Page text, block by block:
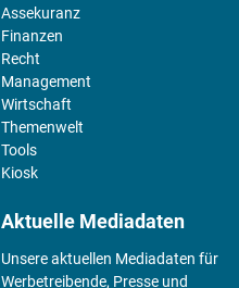
Assekuranz
Finanzen
Recht
Management
Wirtschaft
Themenwelt
Tools
Kiosk
Aktuelle Mediadaten
Unsere aktuellen Mediadaten für
Werbetreibende, Presse und